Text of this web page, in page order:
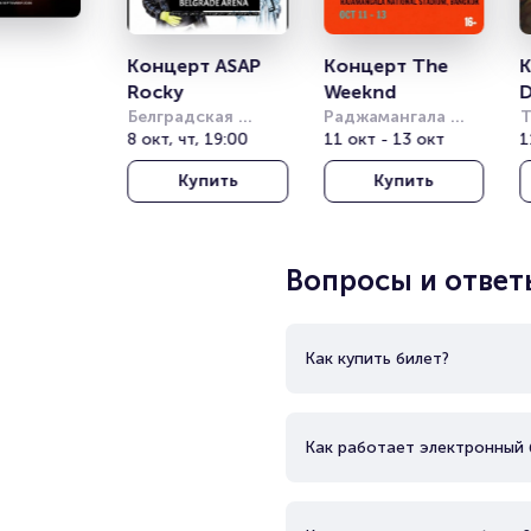
Концерт ASAP
Rocky
Белградская
Арена (бывш.
Штарк Арена)
8 окт, чт, 19:00
Купить
Концерт The
Weeknd
Раджамангала
Нэшнл Стэдиум
(Rajamangala
National Stadium)
11 окт - 13 окт
Купить
Вопросы и
Как купить билет?
Как работает электронный